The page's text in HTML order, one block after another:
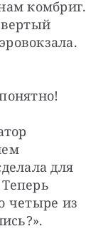
комбриг.
для
четыре из